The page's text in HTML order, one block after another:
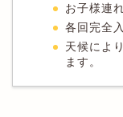
お子様連
各回完全
天候によ
ます。